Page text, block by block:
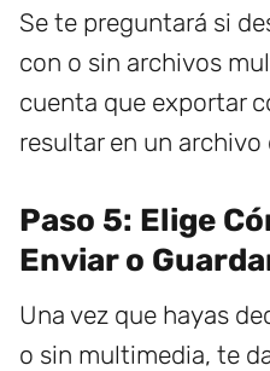
Se te preguntará si
con o sin archivos
cuenta que exportar
resultar en un
Paso 5: Elige
Enviar o
Una vez que hayas
o sin multimedia, te